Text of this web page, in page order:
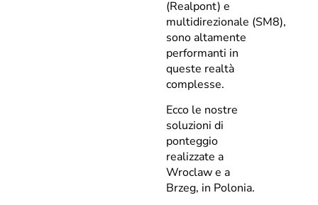
(Realpont) e
multidirezionale (SM8),
sono altamente
performanti in
queste realtà
complesse.
Ecco le nostre
soluzioni di
ponteggio
realizzate a
Wroclaw e a
Brzeg, in Polonia.